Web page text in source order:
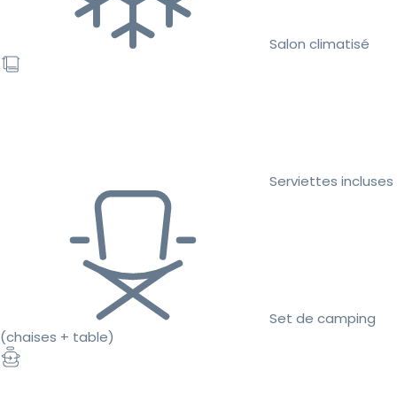
Salon climatisé
Serviettes incluses
Set de camping
(chaises + table)